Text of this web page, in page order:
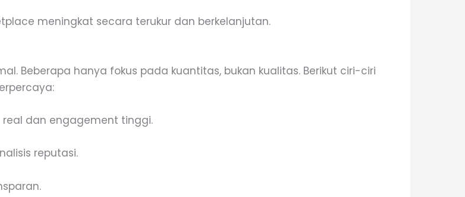
meningkat secara terukur dan berkelanjutan.
Beberapa hanya fokus pada kuantitas, bukan kualitas. Berikut ciri-ciri
real dan engagement tinggi.
reputasi.